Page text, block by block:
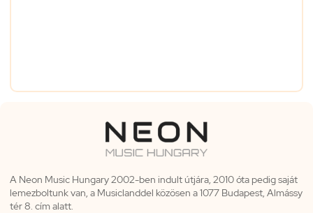
A Neon Music Hungary 2002-ben indult útjára, 2010 óta pedig saját
lemezboltunk van, a Musiclanddel közösen a 1077 Budapest, Almássy
tér 8. cím alatt.